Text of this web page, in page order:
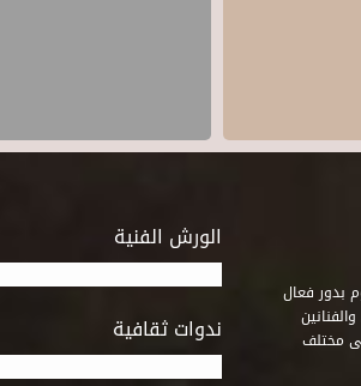
الورش الفنية
ندوات ثقافية
خمسة وثلاثون عاماً منذ إنشائه عام 1989 أن يقوم بدور فعال
مختلف